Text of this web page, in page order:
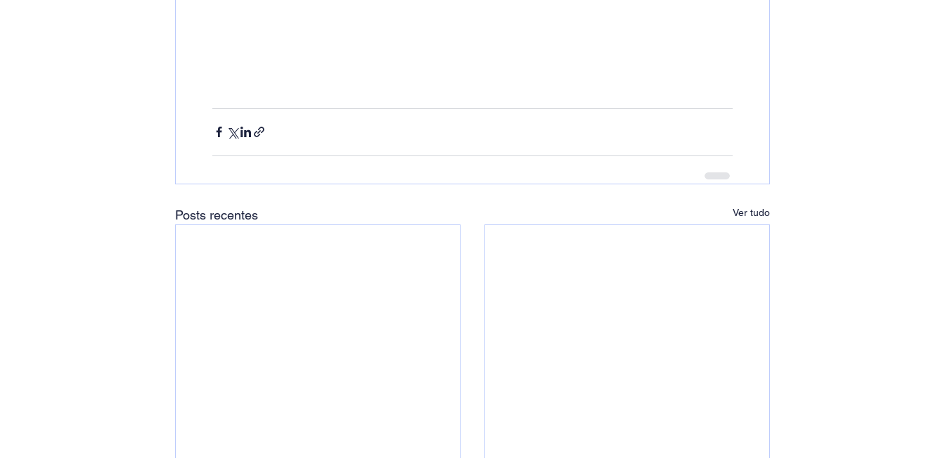
Posts recentes Ver tudo